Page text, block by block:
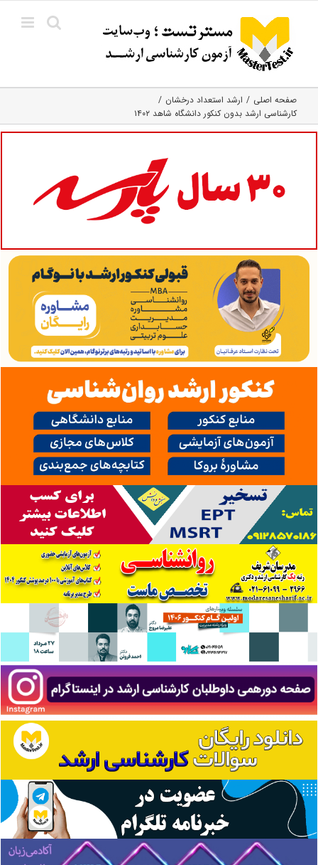
content
صفحه اصلی
ارشد استعداد درخشان
کارشناسی ارشد بدون کنکور دانشگاه شاهد ۱۴۰۲